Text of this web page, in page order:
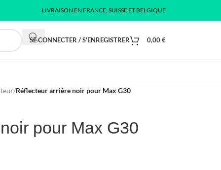
LIVRAISON EN FRANCE, SUISSE ET BELGIQUE
SE CONNECTER / S'ENREGISTRER 0,00€
/Réflecteur arrière noir pour Max G30
pour Max G30